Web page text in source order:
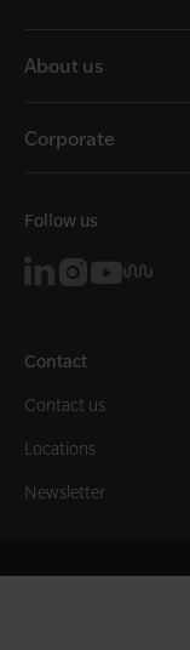
About us
Corporate
Follow us
Contact
Contact us
Locations
Newsletter